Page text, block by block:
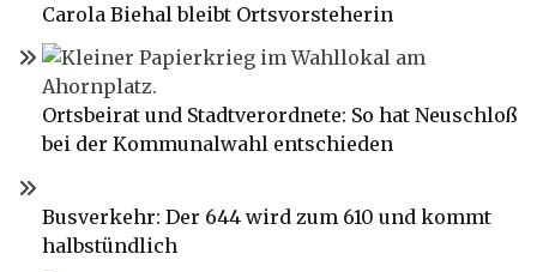
Carola Biehal bleibt Ortsvorsteherin
Ortsbeirat und Stadtverordnete: So hat Neuschloß
bei der Kommunalwahl entschieden
Busverkehr: Der 644 wird zum 610 und kommt
halbstündlich